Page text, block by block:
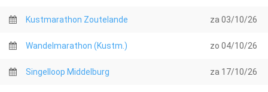
Kustmarathon Zoutelande za 03/10/26
Wandelmarathon (Kustm.) zo 04/10/26
Singelloop Middelburg za 17/10/26